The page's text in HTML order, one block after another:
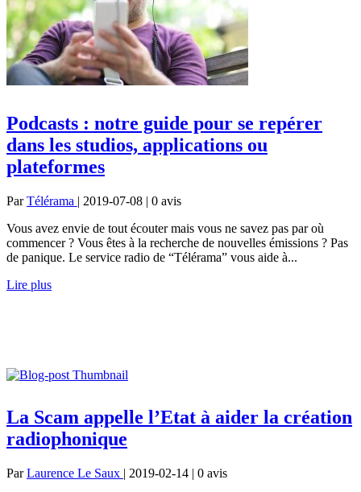
Podcasts : notre guide pour se repérer
dans les studios, applications ou
plateformes
ParTélérama | 2019-07-08 | 0 avis
Vous avez envie de tout écouter mais vous ne savez pas par où
commencer ? Vous êtes à la recherche de nouvelles émissions ? Pas
de panique. Le service radio de “Télérama” vous aide à...
Lire plus
La Scam appelle l’Etat à aider la création
radiophonique
ParLaurence Le Saux | 2019-02-14 | 0 avis